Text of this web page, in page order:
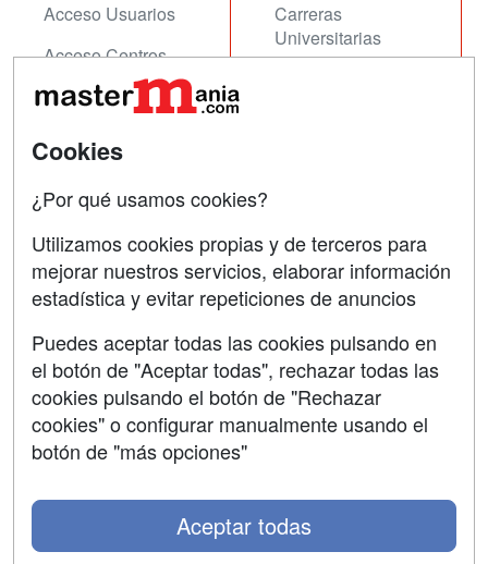
Acceso Usuarios
Acceso Centros
Carreras
Universitarias
Contactar
Copyleft
Grupo formazion:
Cookies
¿Por qué usamos cookies?
Utilizamos cookies propias y de terceros para
mejorar nuestros servicios, elaborar información
estadística y evitar repeticiones de anuncios
Puedes aceptar todas las cookies pulsando en
el botón de "Aceptar todas", rechazar todas las
cookies pulsando el botón de "Rechazar
cookies" o configurar manualmente usando el
botón de "más opciones"
Aceptar todas